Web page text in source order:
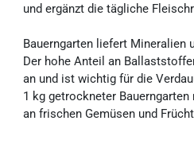
und ergänzt die tägliche
Bauerngarten liefert Mineralien
Der hohe Anteil an
an und ist wichtig für die
1 kg getrockneter
an frischen Gemüsen und